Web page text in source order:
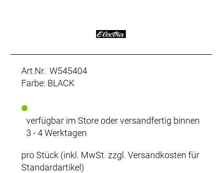
Art.Nr. W545404
Farbe: BLACK
verfügbar im Store oder versandfertig binnen
3 - 4 Werktagen
pro Stück (inkl. MwSt. zzgl. Versandkosten für
Standardartikel)